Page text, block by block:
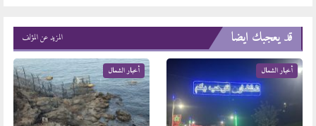
قد يعجبك ايضا المزيد عن المؤلف
أخبار الشمال أخبار الشمال